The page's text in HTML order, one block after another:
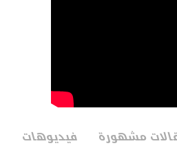
مشهورة فيديوهات